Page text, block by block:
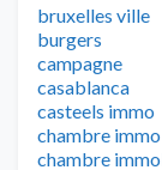
bruxelles ville
burgers
campagne
casablanca
casteels immo
chambre immo
chambre